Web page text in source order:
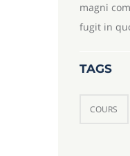
magni
fugit in
TAGS
COURS